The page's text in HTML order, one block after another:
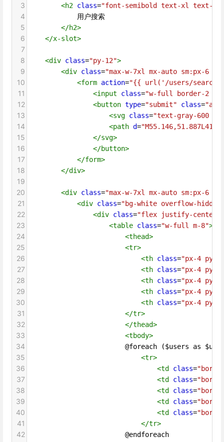
3 <h2 class="font-semibold text-xl text-
4
            用户搜索
5 </h2>
6 </x-slot>
7
8
<div class="py-12">
9 <div class="max-w-7xl mx-auto sm:px-6
10 <form action="{{ url('/users/
11 <input class="w-full border-2
12 <button type="submit" class=
13 <svg class="text-gray-600
14 <path d=
15 </svg>
16 </button>
17 </form>
18 </div>
19
20
<div class="max-w-7xl mx-auto sm:px-6
21 <div class="bg-white overflow-hidden
22 <div class="flex justify-center"
23 <table class="w-full m-8">
24 <thead>
25 <tr>
26 <th class="px-4 py-
27 <th class="px-4 py-
28 <th class="px-4 py-
29 <th class="px-4 py-
30 <th class="px-4 py-
31 </tr>
32 </thead>
33 <tbody>
34
@foreach ($users as
35 <tr>
36 <td class=
37 <td class=
38 <td class=
39 <td class=
40 <td class=
41 </tr>
42
                        @endforeach